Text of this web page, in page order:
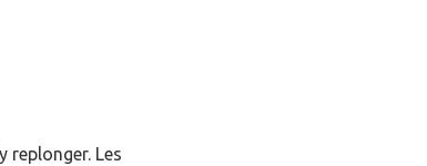
replonger. Les